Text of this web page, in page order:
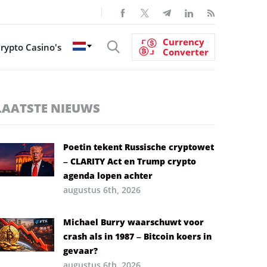
Casino's
Currency
Converter
NIEUWS
Poetin tekent Russische cryptowet
– CLARITY Act en Trump crypto
agenda lopen achter
augustus 6th, 2026
Michael Burry waarschuwt voor
crash als in 1987 – Bitcoin koers in
gevaar?